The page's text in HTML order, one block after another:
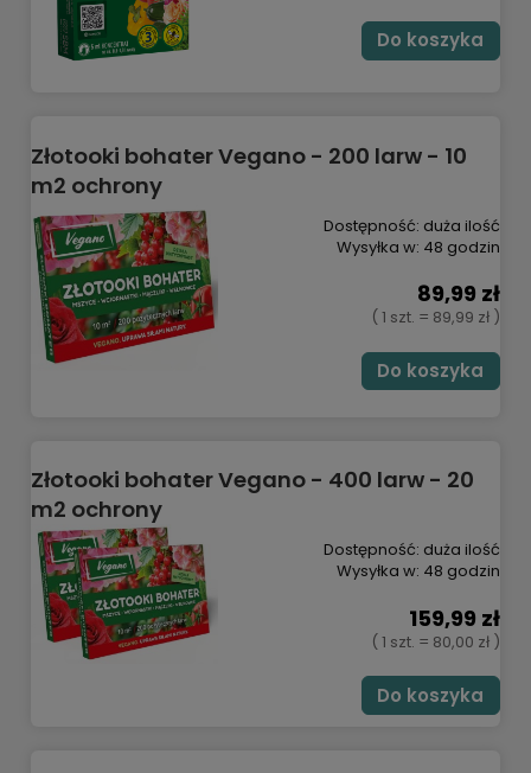
Do koszyka
Złotooki bohater Vegano - 200 larw - 10
m2 ochrony
Dostępność: duża ilość
Wysyłka w: 48 godzin
89,99 zł
( 1 szt. = 89,99 zł )
Do koszyka
Złotooki bohater Vegano - 400 larw - 20
m2 ochrony
Dostępność: duża ilość
Wysyłka w: 48 godzin
159,99 zł
( 1 szt. = 80,00 zł )
Do koszyka